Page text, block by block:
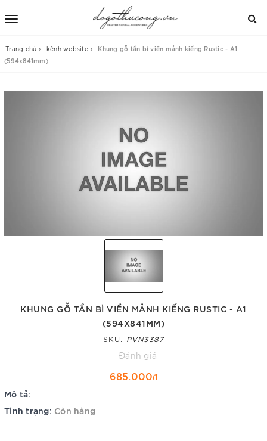
Trang chủ kênh website
Khung gỗ tần bì viền mảnh kiếng Rustic - A1
(594x841mm)
KHUNG GỖ TẦN BÌ VIỀN MẢNH KIẾNG RUSTIC - A1
(594X841MM)
SKU: PVN3387
Đánh giá
685.000₫
Mô tả:
Tình trạng: Còn hàng